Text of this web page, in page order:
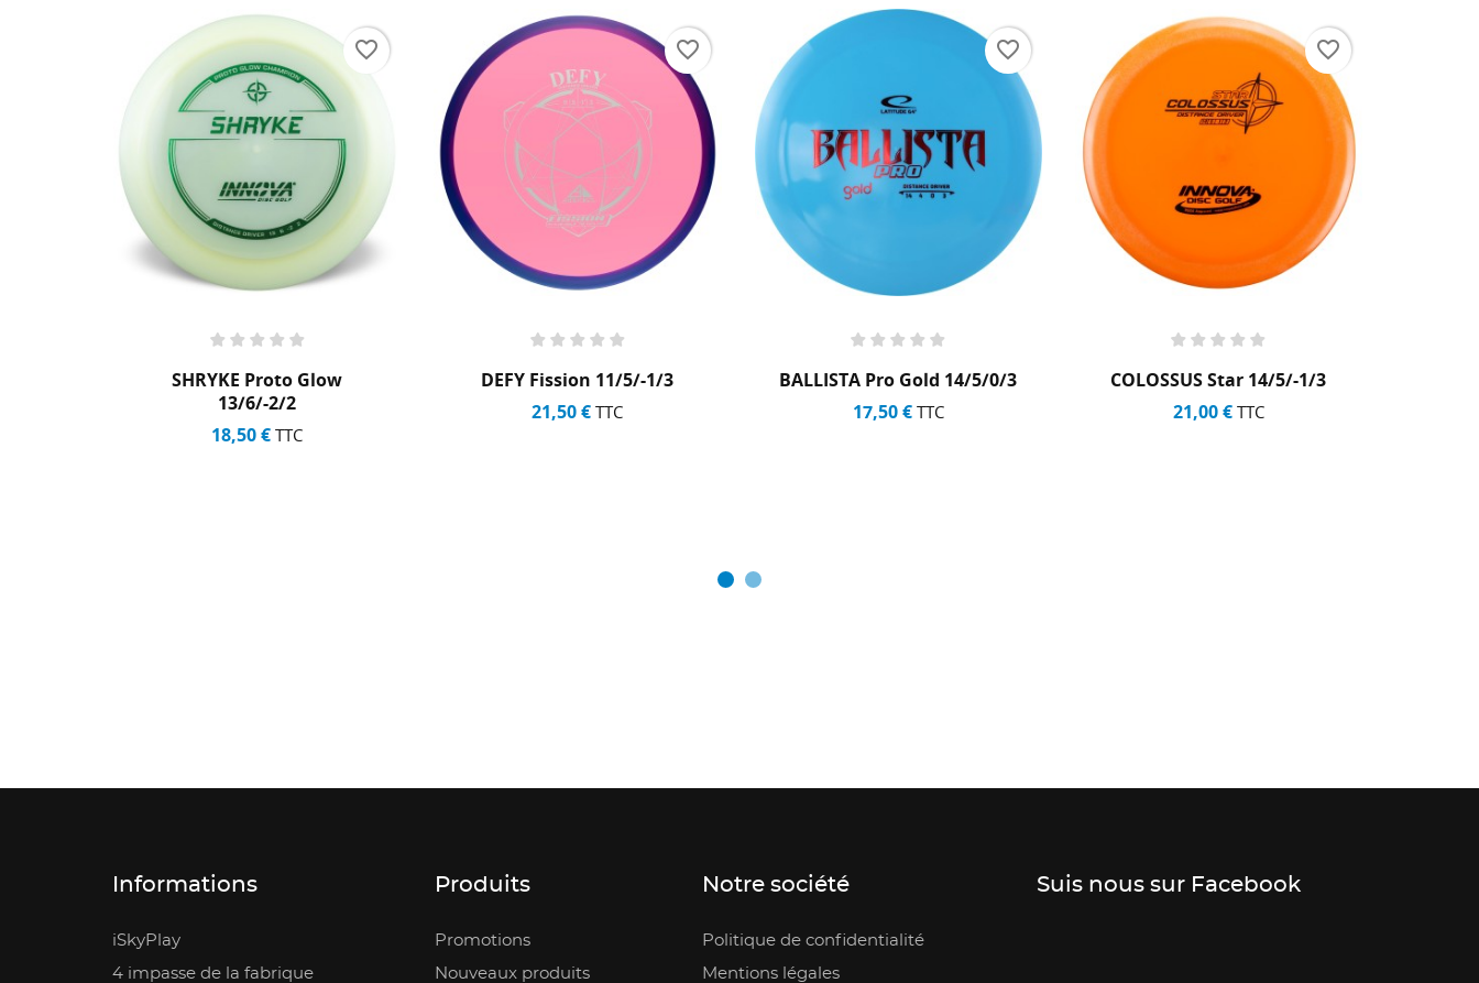
DEFY Fission 11/5/-1/3
21,50 €
BALLISTA Pro Gold 14/5/0/3
17,50 €
COLOSSUS Star 14/5/-1/3
21,00 €
PD S-Line 10/4/0/3
22,00 €
Informations
iSkyPlay
4 impasse de la fabrique
Produits
Promotions
Nouveaux produits
Notre société
Politique de confidentialité
Mentions légales
Suis nous sur Facebook